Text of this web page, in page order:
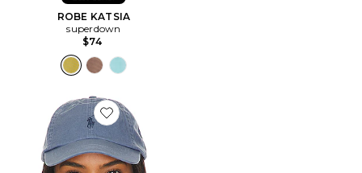
ROBE KATSIA
superdown
$74
Favorite CHAPEAU